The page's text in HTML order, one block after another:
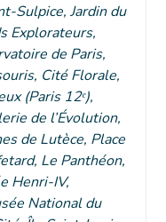
Sulpice, Jardin du
Explorateurs,
de Paris,
Cité Florale,
(Paris 12ᵉ),
de l’Évolution,
de Lutèce, Place
Le Panthéon,
Henri-IV,
National du